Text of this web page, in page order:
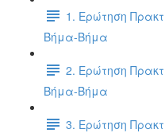
1. Ερώτηση
Βήμα-Βήμα
2. Ερώτηση
Βήμα-Βήμα
3. Ερώτηση